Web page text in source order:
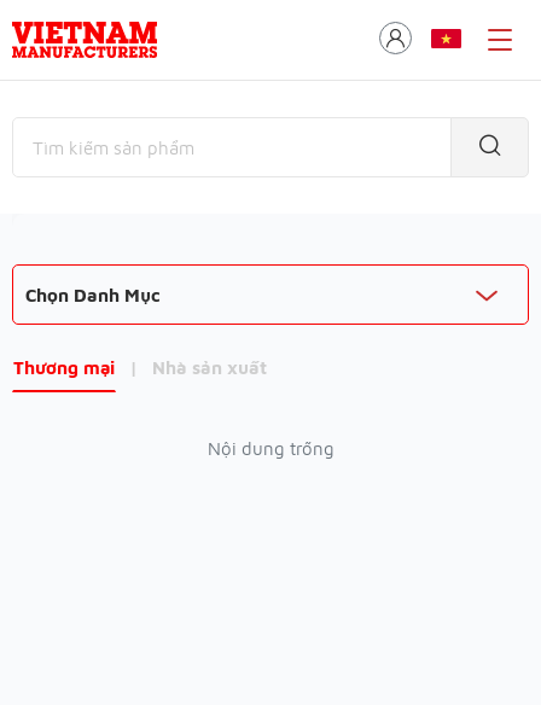
Chọn Danh Mục
Thương mại | Nhà sản xuất
Nội dung trống